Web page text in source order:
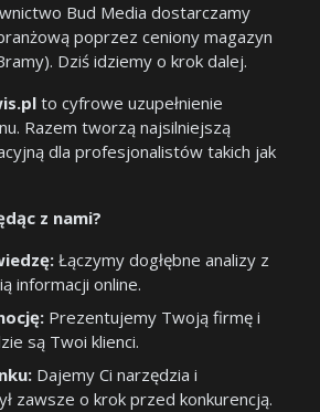
Bud Media dostarczamy
poprzez ceniony magazyn
Dziś idziemy o krok dalej.
to cyfrowe uzupełnienie
Razem tworzą najsilniejszą
dla profesjonalistów takich jak
z nami?
Łączymy dogłębne analizy z
informacji online.
Prezentujemy Twoją firmę i
są Twoi klienci.
Dajemy Ci narzędzia i
zawsze o krok przed konkurencją.